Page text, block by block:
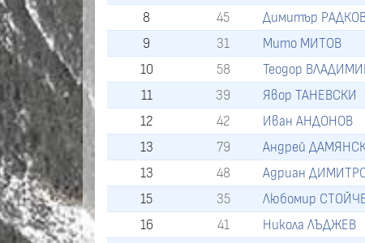
8 45 Димитър
9 31 Мито МИТОВ
10 58 Теодор
11 39 Явор ТАНЕВСКИ
12 42 Иван АНДОНОВ
13 79 Андрей
13 48 Адриан
15 35 Любомир
16 41 Никола ЛЪДЖЕВ